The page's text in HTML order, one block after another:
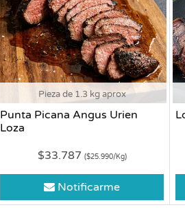
Pieza de 1.3 kg aprox
Punta Picana Angus Urien
Loza
$33.787 ($25.990/Kg)
Notificarme